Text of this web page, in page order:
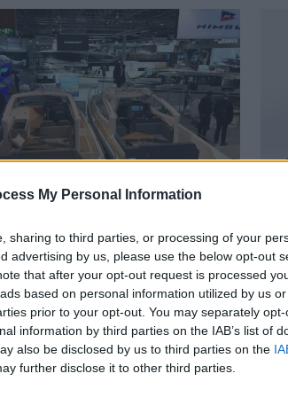
My Personal Information
sharing to third parties, or processing of your
advertising by us, please use the below opt-out
that after your opt-out request is processed
based on personal information utilized by us
prior to your opt-out. You may separately
information by third parties on the IAB’s list of
also be disclosed by us to third parties on the
further disclose it to other third parties.
for 2,7